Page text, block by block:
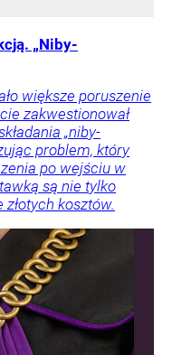
„Niby-
większe poruszenie
zakwestionował
„niby-
problem, który
po wejściu w
są nie tylko
kosztów.